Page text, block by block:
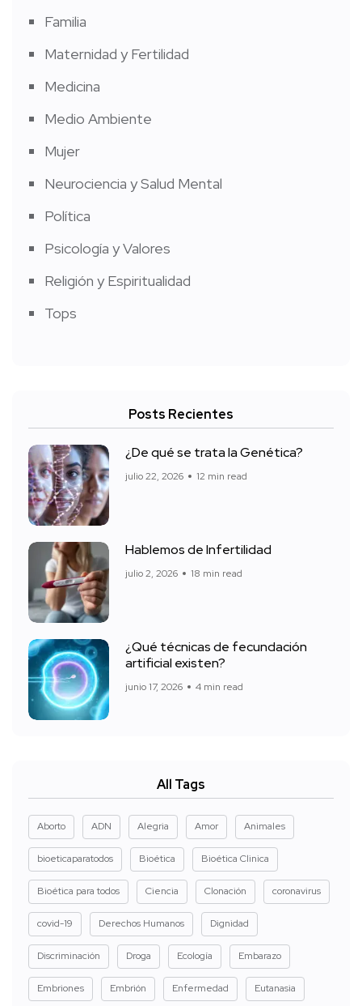
Familia
Maternidad y Fertilidad
Medicina
Medio Ambiente
Mujer
Neurociencia y Salud Mental
Política
Psicología y Valores
Religión y Espiritualidad
Tops
Posts Recientes
¿De qué se trata la Genética?
julio 22, 2026 12 min read
Hablemos de Infertilidad
julio 2, 2026 18 min read
¿Qué técnicas de fecundación
artificial existen?
junio 17, 2026 4 min read
All Tags
Aborto ADN Alegria Amor Animales
bioeticaparatodos Bioética Bioética Clinica
Bioética para todos Ciencia Clonación coronavirus
covid-19 Derechos Humanos Dignidad
Discriminación Droga Ecología Embarazo
Embriones Embrión Enfermedad Eutanasia